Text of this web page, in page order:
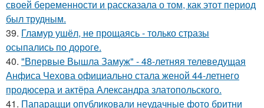
своей беременности и рассказала о том, как этот период
был трудным.
39. Гламур ушёл, не прощаясь - только стразы
осыпались по дороге.
40. "Впервые Вышла Замуж" - 48-летняя телеведущая
Анфиса Чехова официально стала женой 44-летнего
продюсера и актёра Александра златопольского.
41. Папарацци опубликовали неудачные фото бритни